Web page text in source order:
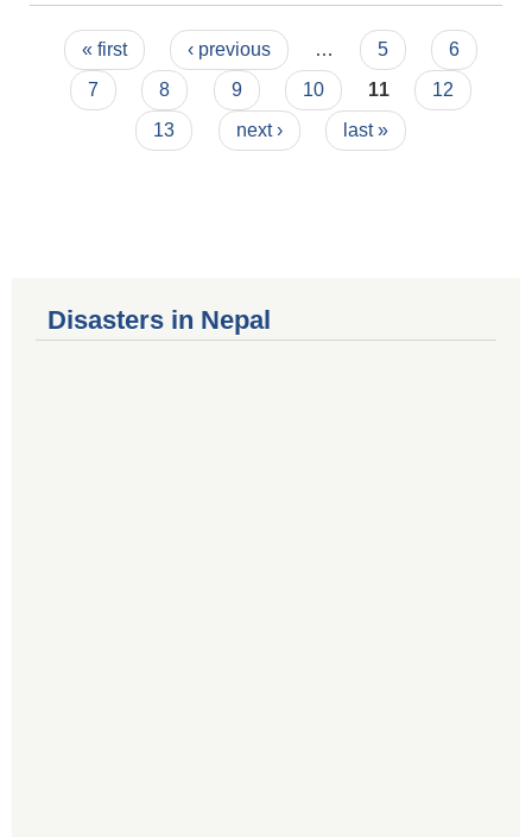
Pages
« first ‹ previous … 5
6
7
8 9 10 11
12
13
next › last »
Disasters in Nepal